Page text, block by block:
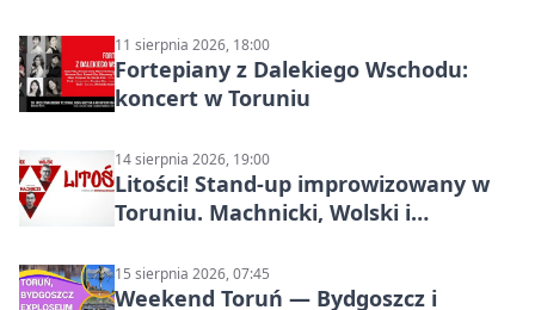
11 sierpnia 2026, 18:00
Fortepiany z Dalekiego Wschodu:
koncert w Toruniu
14 sierpnia 2026, 19:00
Litości! Stand-up improwizowany w
Toruniu. Machnicki, Wolski i
15 sierpnia 2026, 07:45
Weekend Toruń — Bydgoszcz i